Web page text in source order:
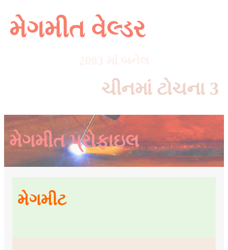
મેગમીત વેલ્ડર
ચીનમાં ટોચના 3
મેગમીત પ્રોફાઇલ
મેગમીટ